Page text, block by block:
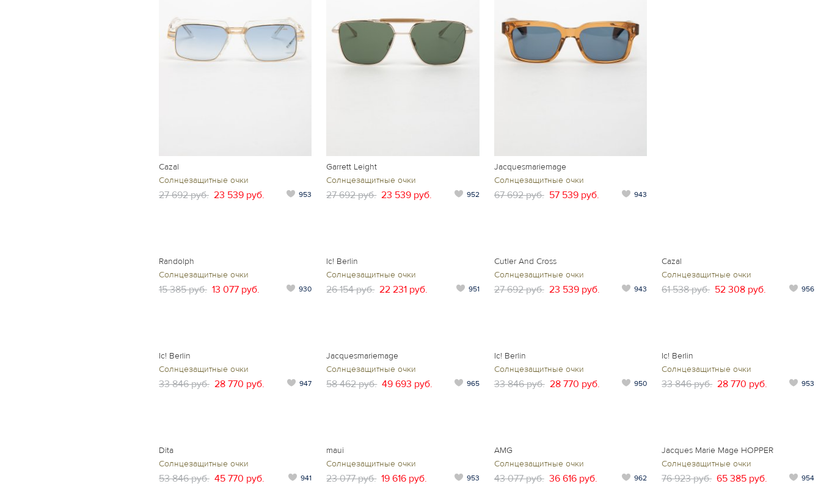
Cazal
Солнцезащитные очки
27 692 руб. 23 539 руб. 953
Garrett Leight
Солнцезащитные очки
27 692 руб. 23 539 руб. 952
Jacquesmariemage
Солнцезащитные очки
67 692 руб. 57 539 руб. 943
Randolph
Солнцезащитные очки
15 385 руб. 13 077 руб. 930
Ic! Berlin
Солнцезащитные очки
26 154 руб. 22 231 руб. 951
Cutler And Cross
Солнцезащитные очки
27 692 руб. 23 539 руб. 943
Cazal
Солнцезащитные очки
61 538 руб. 52 308 руб. 956
Ic! Berlin
Солнцезащитные очки
33 846 руб. 28 770 руб. 947
Jacquesmariemage
Солнцезащитные очки
58 462 руб. 49 693 руб. 965
Ic! Berlin
Солнцезащитные очки
33 846 руб. 28 770 руб. 950
Ic! Berlin
Солнцезащитные очки
33 846 руб. 28 770 руб. 953
Dita
Солнцезащитные очки
53 846 руб. 45 770 руб. 941
maui
Солнцезащитные очки
23 077 руб. 19 616 руб. 953
AMG
Солнцезащитные очки
43 077 руб. 36 616 руб. 962
Jacques Marie Mage HOPPER
Солнцезащитные очки
76 923 руб. 65 385 руб. 954